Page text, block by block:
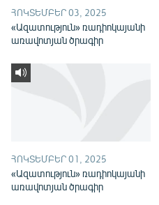
ՀՈԿՏԵՄԲԵՐ 03, 2025
«Ազատություն» ռադիոկայանի
առավոտյան ծրագիր
ՀՈԿՏԵՄԲԵՐ 01, 2025
«Ազատություն» ռադիոկայանի
առավոտյան ծրագիր